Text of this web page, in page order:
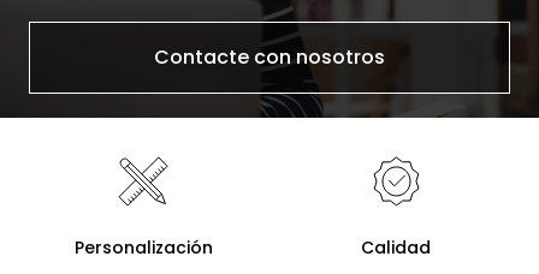
Contacte con nosotros
Personalización Calidad